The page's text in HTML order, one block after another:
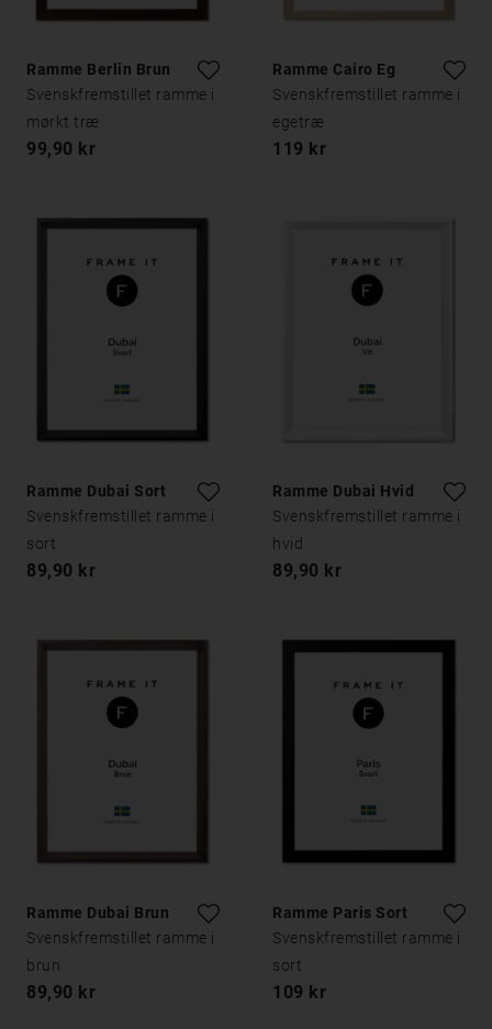
Ramme Berlin Brun
Svenskfremstillet ramme i
mørkt træ
99,90 kr
Ramme Cairo Eg
Svenskfremstillet ramme i
egetræ
119 kr
Ramme Dubai Sort
Svenskfremstillet ramme i
sort
89,90 kr
Ramme Dubai Hvid
Svenskfremstillet ramme i
hvid
89,90 kr
Ramme Dubai Brun
Svenskfremstillet ramme i
brun
89,90 kr
Ramme Paris Sort
Svenskfremstillet ramme i
sort
109 kr